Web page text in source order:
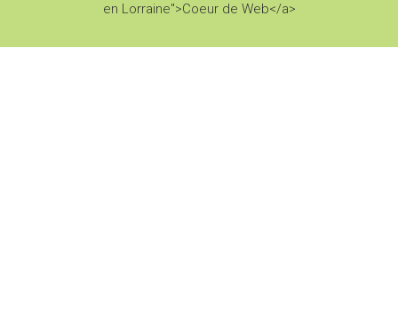
en Lorraine">Coeur de Web</a>